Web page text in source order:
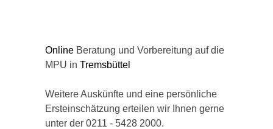
Online Beratung und Vorbereitung auf die
MPU in Tremsbüttel
Weitere Auskünfte und eine persönliche
Ersteinschätzung erteilen wir Ihnen gerne
unter der 0211 - 5428 2000.